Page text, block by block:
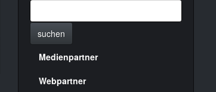
suchen
Menülinks
rechte
Medienpartner
Webpartner